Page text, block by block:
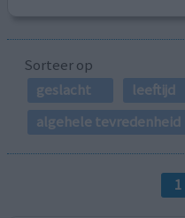
Sorteer op
geslacht
leeftijd
algehele tevredenheid
1